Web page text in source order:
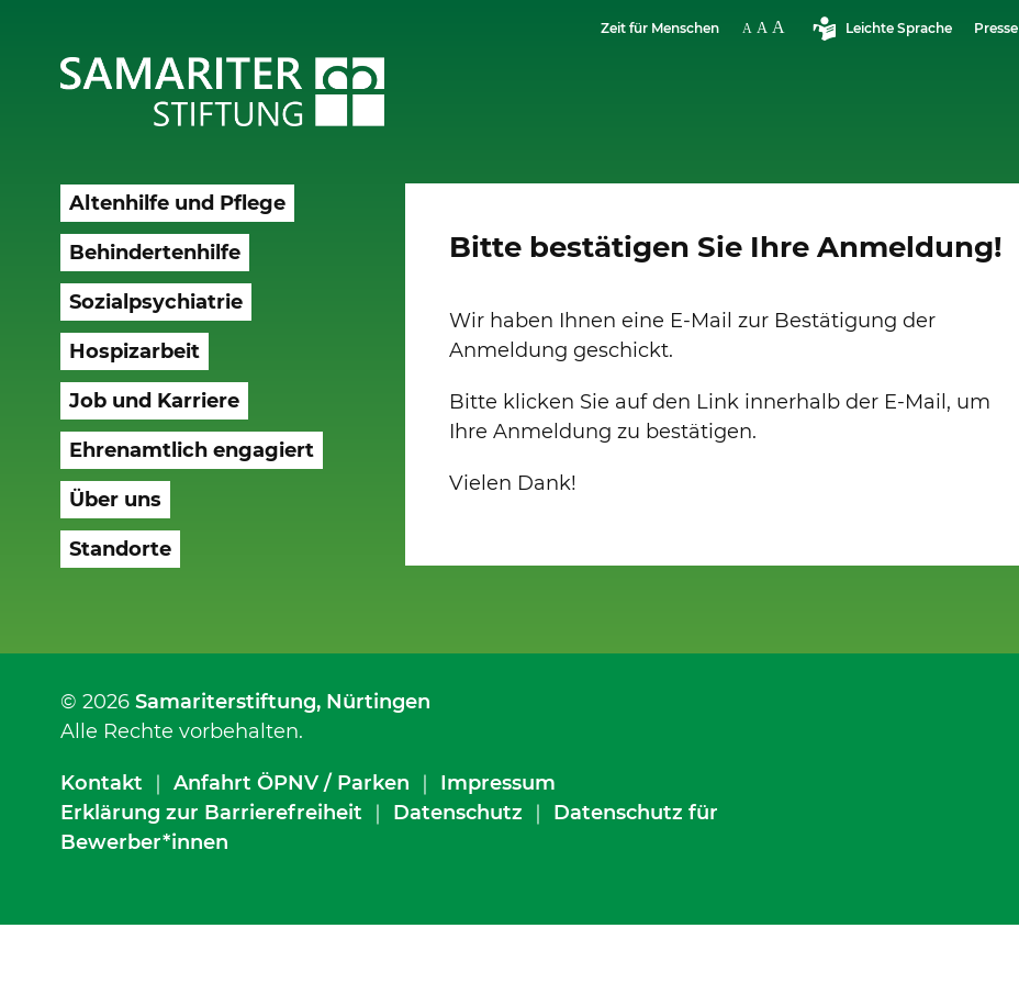
Altenhilfe und Pflege
Behindertenhilfe
Sozialpsychiatrie
Hospizarbeit
Job und Karriere
Ehrenamtlich engagiert
Über uns
Standorte
Zeit für Menschen Leichte Sprache Presse
Bitte bestätigen Sie Ihre Anmeldung!
Wir haben Ihnen eine E-Mail zur Bestätigung der
Anmeldung geschickt.
Bitte klicken Sie auf den Link innerhalb der E-Mail, um
Ihre Anmeldung zu bestätigen.
Vielen Dank!
© 2026 Samariterstiftung, Nürtingen
Alle Rechte vorbehalten.
Kontakt ｜ Anfahrt ÖPNV / Parken ｜ Impressum
Erklärung zur Barrierefreiheit ｜ Datenschutz ｜ Datenschutz für
Bewerber*innen